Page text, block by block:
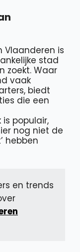
Vlaanderen is
stad
zoekt. Waar
vaak
biedt
die een
populair,
nog niet de
hebben
en trends